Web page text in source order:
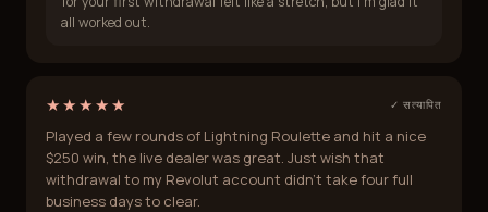
all worked out.
★★★★★ ✓ सत्यापित
Played a few rounds of Lightning Roulette and hit a nice
$250 win, the live dealer was great. Just wish that
withdrawal to my Revolut account didn't take four full
business days to clear.